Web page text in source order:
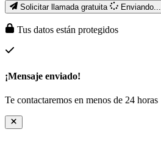
Solicitar llamada gratuita Enviando...
Tus datos están protegidos
¡Mensaje enviado!
Te contactaremos en menos de 24 horas